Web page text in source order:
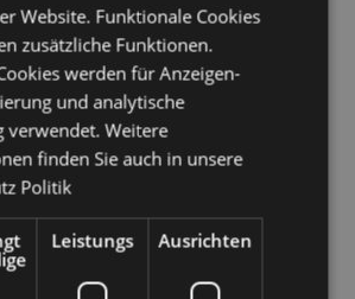
Lettland, Libanon, Lesotho, Liberia,
Dschamahirija, Liechtenstein,
Nordmazedonien, Madagaskar,
Malawi, Mali, Malta, Martinique,
Mauritius, Mayotte, Moldawien,
Marokko, Mosambik, Namibia,
Niger, Nigeria, Norwegen, Oman,
Portugal (Festland), Katar, Réunion,
Saint-Martin (französischer Teil),
São Tomé und Príncipe, Saudi-Arabien,
Sizilien (Italien), Slowakei,
Südafrika, Südsudan, Spanien
Website. Funktionale Cookies
zusätzliche Funktionen.
werden für Anzeigen-
und analytische
verwendet. Weitere
finden Sie auch in unsere
Politik
Leistungs Ausrichten